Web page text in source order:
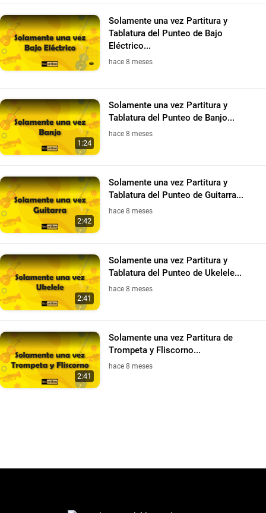
Solamente una vez Partitura y
Tablatura del Punteo de Bajo
Eléctrico...
hace 8 meses
1:24
Solamente una vez Partitura y
Tablatura del Punteo de Banjo...
hace 8 meses
2:42
Solamente una vez Partitura y
Tablatura del Punteo de Guitarra...
hace 8 meses
2:41
Solamente una vez Partitura y
Tablatura del Punteo de Ukelele...
hace 8 meses
2:41
Solamente una vez Partitura de
Trompeta y Fliscorno...
hace 8 meses